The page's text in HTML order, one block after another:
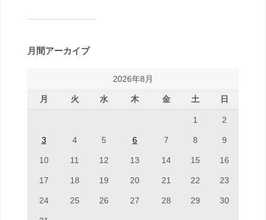
月間アーカイブ
2026年8月
月 火 水 木 金 土 日
1 2
3 4 5 6 7 8 9
10 11 12 13 14 15 16
17 18 19 20 21 22 23
24 25 26 27 28 29 30